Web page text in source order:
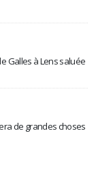
Galles à Lens saluée
de grandes choses